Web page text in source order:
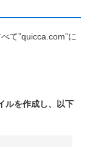
て”quicca.com”に
ルを作成し、以下